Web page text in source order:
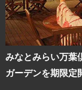
みなとみらい万葉
ガーデンを期限定